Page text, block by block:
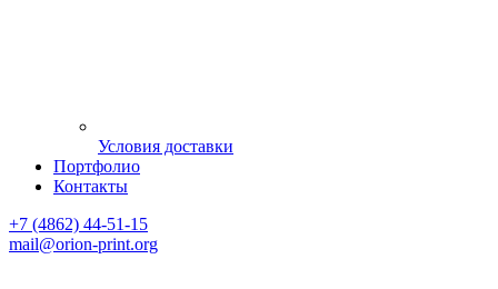
Условия доставки
Портфолио
Контакты
+7 (4862) 44-51-15
mail@orion-print.org